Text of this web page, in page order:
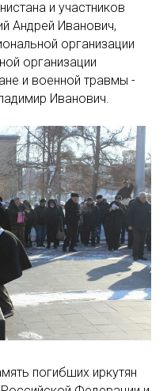
и участников
Андрей Иванович,
организации
организации
и военной травмы -
Иванович.
погибших иркутян